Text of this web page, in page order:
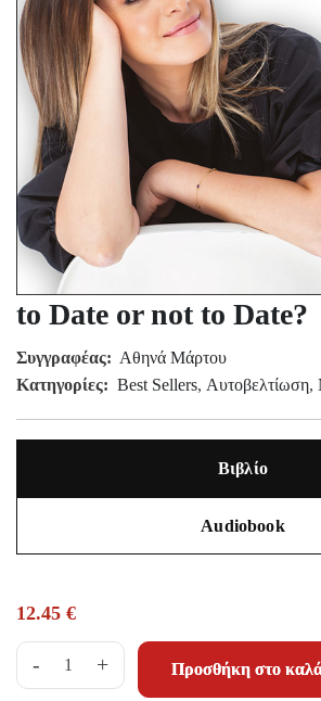
to Date or not to Date?
Συγγραφέας: Αθηνά Μάρτου
Κατηγορίες: Best Sellers, Αυτοβελτίωση,
Βιβλίο
Audiobook
12.45 €
- + Προσθήκη στο